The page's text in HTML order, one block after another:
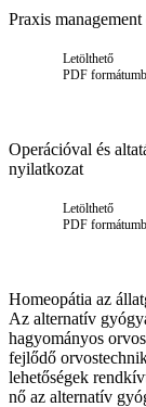
Praxis
Letölthető
PDF
Operációval és
nyilatkozat
Letölthető
PDF
Homeopátia az
Az alternatív
hagyományos
fejlődő
lehetőségek
nő az alternatív